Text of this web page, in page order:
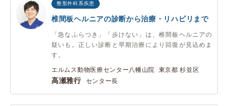
整形外科系疾患
椎間板ヘルニアの診断から治療・リハビリまで
「急なふらつき」「歩けない」は、椎間板ヘルニアの
疑いも。正しい診断と早期治療により回復が見込めま
す。
エルムス動物医療センター八幡山院 東京都 杉並区
高瀬雅行 センター長